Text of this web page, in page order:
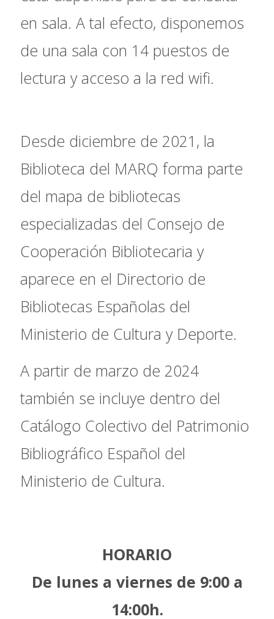
en sala. A tal efecto, disponemos
de una sala con 14 puestos de
lectura y acceso a la red wifi.
Desde diciembre de 2021, la
Biblioteca del MARQ forma parte
del mapa de bibliotecas
especializadas del Consejo de
Cooperación Bibliotecaria y
aparece en el Directorio de
Bibliotecas Españolas del
Ministerio de Cultura y Deporte.
A partir de marzo de 2024
también se incluye dentro del
Catálogo Colectivo del Patrimonio
Bibliográfico Español del
Ministerio de Cultura.
HORARIO
De lunes a viernes de 9:00 a
14:00h.